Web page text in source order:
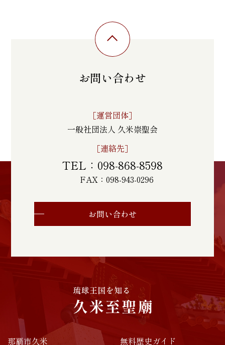
お問い合わせ
［運営団体］
一般社団法人 久米崇聖会
［連絡先］
TEL：098-868-8598
FAX：098-943-0296
お問い合わせ
那覇市久米 無料歴史ガイド